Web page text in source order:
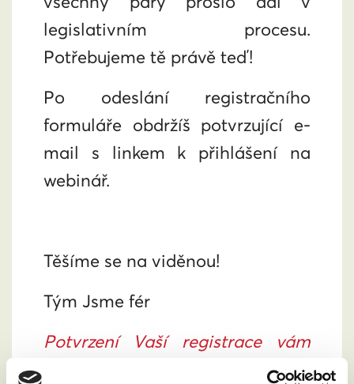
legislativním procesu.
Potřebujeme tě právě teď!
Po odeslání registračního
formuláře obdržíš potvrzující e-
mail s linkem k přihlášení na
webinář.
Těšíme se na viděnou!
Tým Jsme fér
Potvrzení Vaší registrace vám
přijde do 15 minut, zkontrolujte